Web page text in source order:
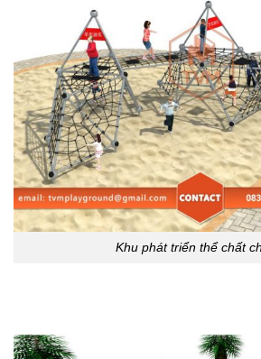
Khu phát triển thể chất